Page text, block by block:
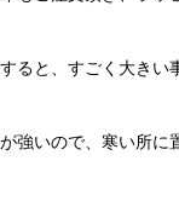
ると、すごく大きい
強いので、寒い所